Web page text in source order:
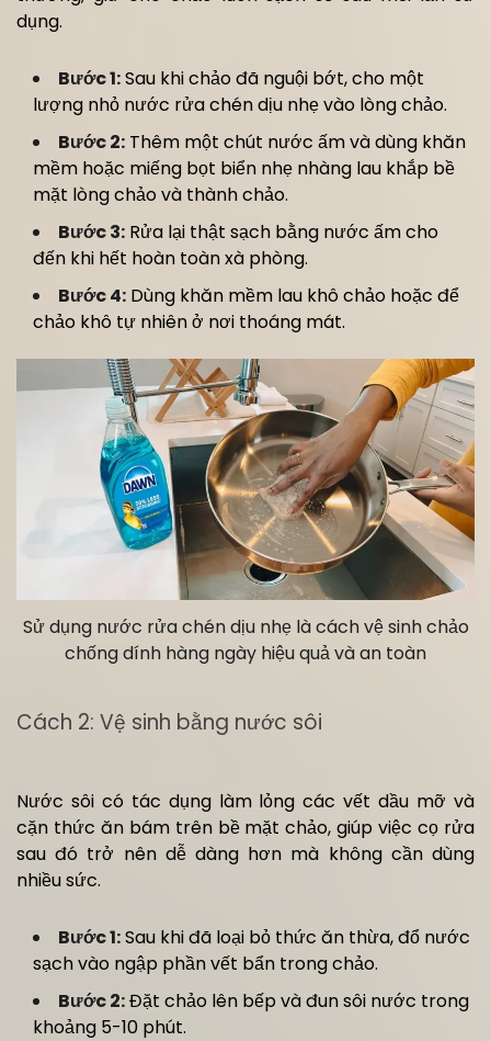
dụng.
Bước 1:Sau khi chảo đã nguội bớt, cho một
lượng nhỏ nước rửa chén dịu nhẹ vào lòng chảo.
Bước 2: Thêm một chút nước ấm và dùng khăn
mềm hoặc miếng bọt biển nhẹ nhàng lau khắp bề
mặt lòng chảo và thành chảo.
Bước 3: Rửa lại thật sạch bằng nước ấm cho
đến khi hết hoàn toàn xà phòng.
Bước 4: Dùng khăn mềm lau khô chảo hoặc để
chảo khô tự nhiên ở nơi thoáng mát.
Sử dụng nước rửa chén dịu nhẹ là cách vệ sinh chảo
chống dính hàng ngày hiệu quả và an toàn
Cách 2: Vệ sinh bằng nước sôi
Nước sôi có tác dụng làm lỏng các vết dầu mỡ và
cặn thức ăn bám trên bề mặt chảo, giúp việc cọ rửa
sau đó trở nên dễ dàng hơn mà không cần dùng
nhiều sức.
Bước 1:Sau khi đã loại bỏ thức ăn thừa, đổ nước
sạch vào ngập phần vết bẩn trong chảo.
Bước 2:Đặt chảo lên bếp và đun sôi nước trong
khoảng 5-10 phút.